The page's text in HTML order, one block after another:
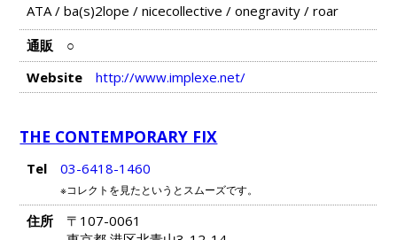
ATA/ ba(s)2lope / nicecollective / onegravity/ roar
通販
○
Website
http://www.implexe.net/
THE CONTEMPORARY FIX
Tel 03-6418-1460
※コレクトを見たというとスムーズです。
住所
〒107-0061